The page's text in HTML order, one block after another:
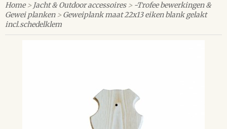
Home> Jacht & Outdoor accessoires> -Trofee bewerkingen &
Gewei planken> Geweiplank maat 22x13 eiken blank gelakt
incl.schedelklem